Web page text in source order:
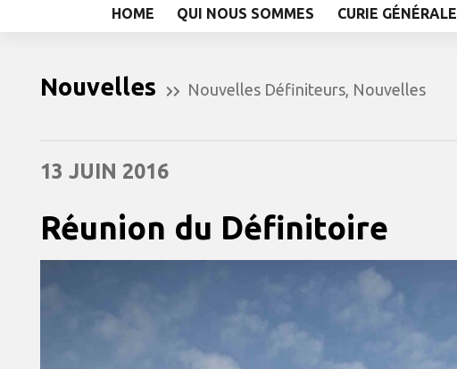
HOME QUI NOUS SOMMES CURIE GÉNÉRALE
Nouvelles Nouvelles Définiteurs Nouvelles
13 JUIN 2016
Réunion du Définitoire